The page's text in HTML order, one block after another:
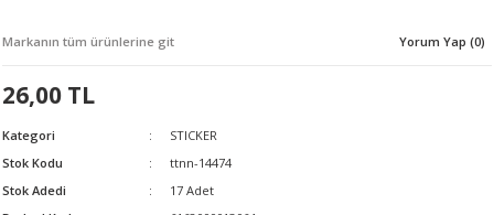
YASTIKLAR
YAPIMI
- DAİRESEL
Markanın tüm ürünlerine git Yorum Yap (0)
26,00 TL
Kategori
STICKER
Stok Kodu
ttnn-14474
Stok Adedi
17 Adet